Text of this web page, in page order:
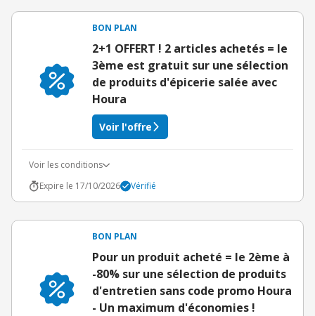
BON PLAN
2+1 OFFERT ! 2 articles achetés = le
3ème est gratuit sur une sélection
de produits d'épicerie salée avec
Houra
Voir l'offre
Voir les conditions
Expire le 17/10/2026
Vérifié
BON PLAN
Pour un produit acheté = le 2ème à
-80% sur une sélection de produits
d'entretien sans code promo Houra
- Un maximum d'économies !